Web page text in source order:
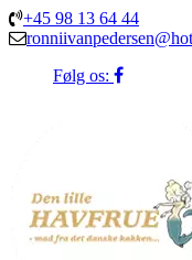
+45 98 13 64 44
Følg os: